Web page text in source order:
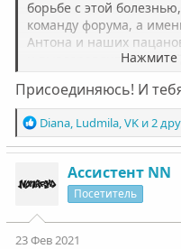
борьбе с этой
команду форума, а
Антона и наших
и выздоравливаю по
Еще раз всех
Нажмите
Присоединяюсь! И
Р
е
а
ц
и
:
Diana, Ludmila,VKи 2
Ассистент NN
Посетитель
23 Фев 2021